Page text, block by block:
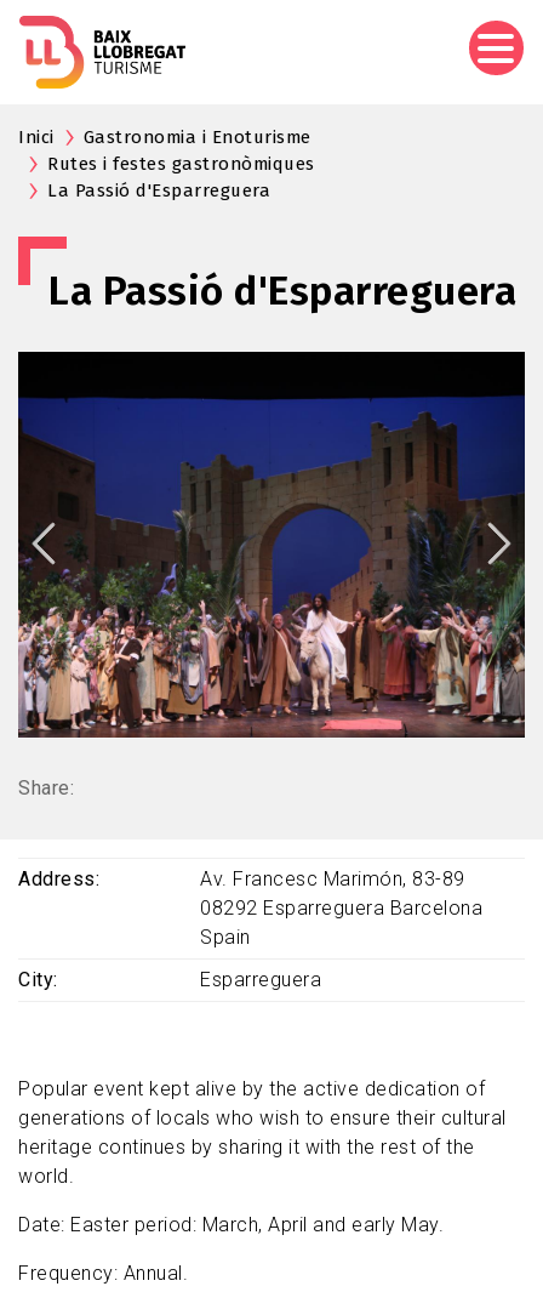
Inici
Gastronomia i Enoturisme
Rutes i festes gastronòmiques
La Passió d'Esparreguera
La Passió d'Esparreguera
Share:
Popular event kept alive by the active dedication of
generations of locals who wish to ensure their cultural
heritage continues by sharing it with the rest of the
world.
Date: Easter period: March, April and early May.
Frequency: Annual.
Address
Av. Francesc Marimón, 83-89
08292 Esparreguera Barcelona
Spain
City
Esparreguera